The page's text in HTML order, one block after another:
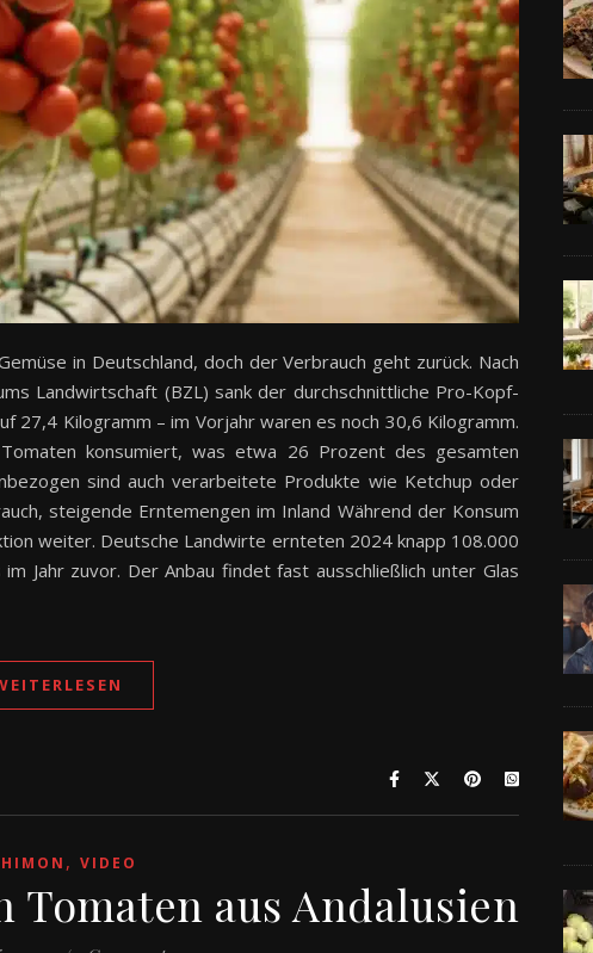
in Deutschland, doch der Verbrauch geht zurück. Nach
Landwirtschaft (BZL) sank der durchschnittliche Pro-Kopf-
27,4 Kilogramm – im Vorjahr waren es noch 30,6 Kilogramm.
konsumiert, was etwa 26 Prozent des gesamten
sind auch verarbeitete Produkte wie Ketchup oder
steigende Erntemengen im Inland Während der Konsum
weiter. Deutsche Landwirte ernteten 2024 knapp 108.000
Jahr zuvor. Der Anbau findet fast ausschließlich unter Glas
, VIDEO
Tomaten aus Andalusien